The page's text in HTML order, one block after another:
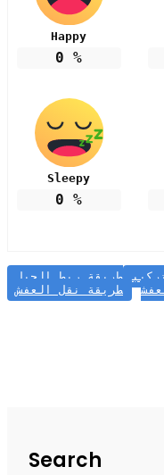
Happy
0 %
Sleepy
0 %
طريقة ربط الحبل
طريقة نقل العفش
Search